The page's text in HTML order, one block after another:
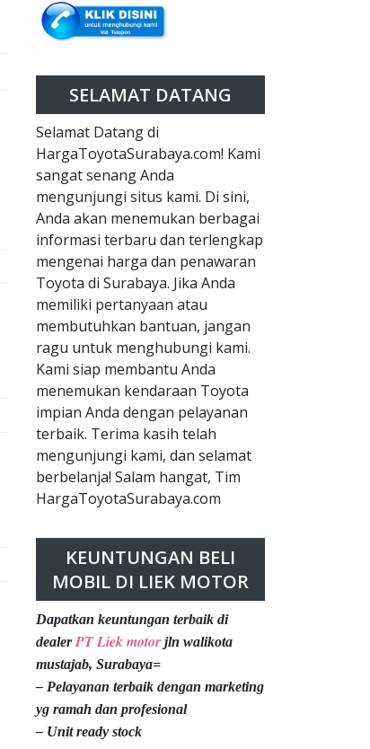
SELAMAT DATANG
Selamat Datang di
HargaToyotaSurabaya.com! Kami
sangat senang Anda
mengunjungi situs kami. Di sini,
Anda akan menemukan berbagai
informasi terbaru dan terlengkap
mengenai harga dan penawaran
Toyota di Surabaya. Jika Anda
memiliki pertanyaan atau
membutuhkan bantuan, jangan
ragu untuk menghubungi kami.
Kami siap membantu Anda
menemukan kendaraan Toyota
impian Anda dengan pelayanan
terbaik. Terima kasih telah
mengunjungi kami, dan selamat
berbelanja! Salam hangat, Tim
HargaToyotaSurabaya.com
KEUNTUNGAN BELI
MOBIL DI LIEK MOTOR
Dapatkan keuntungan terbaik di
dealerPT Liek motor jln walikota
mustajab, Surabaya=
– Pelayanan terbaik dengan marketing
yg ramah dan profesional
– Unit ready stock